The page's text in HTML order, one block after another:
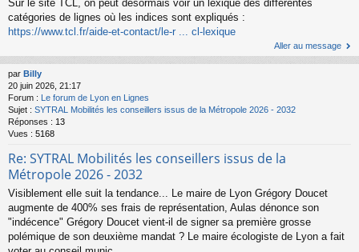
Sur le site TCL, on peut désormais voir un lexique des différentes
catégories de lignes où les indices sont expliqués :
https://www.tcl.fr/aide-et-contact/le-r ... cl-lexique
Aller au message
par Billy
20 juin 2026, 21:17
Forum : Le forum de Lyon en Lignes
Sujet : SYTRAL Mobilités les conseillers issus de la Métropole 2026 - 2032
Réponses : 13
Vues : 5168
Re: SYTRAL Mobilités les conseillers issus de la
Métropole 2026 - 2032
Visiblement elle suit la tendance... Le maire de Lyon Grégory Doucet
augmente de 400% ses frais de représentation, Aulas dénonce son
"indécence" Grégory Doucet vient-il de signer sa première grosse
polémique de son deuxième mandat ? Le maire écologiste de Lyon a fait